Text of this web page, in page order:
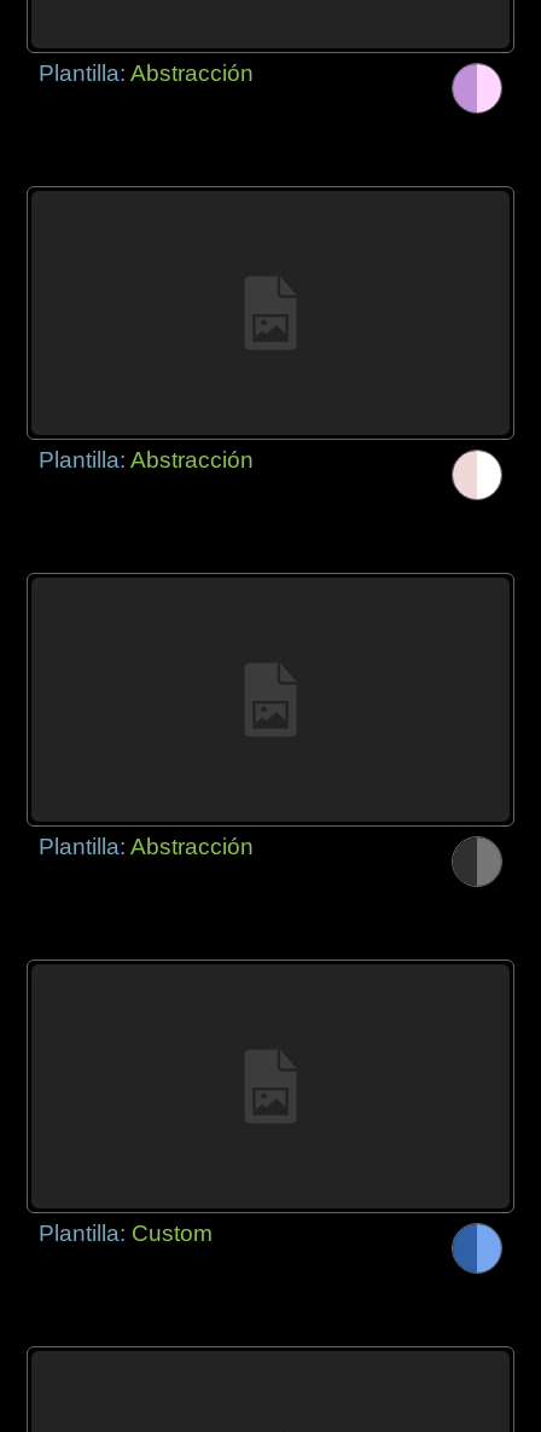
Plantilla:Abstracción
Plantilla:Abstracción
Plantilla:Abstracción
Plantilla: Custom